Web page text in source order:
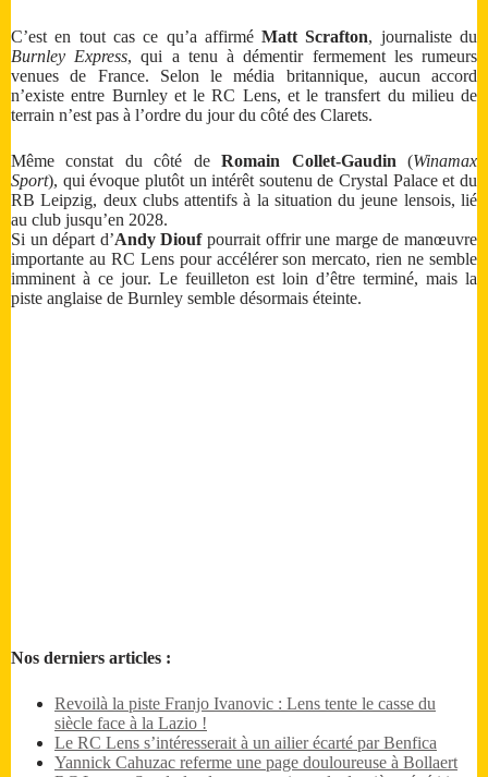
C’est en tout cas ce qu’a affirméMatt Scrafton, journaliste du
Burnley Express, qui a tenu à démentir fermement les rumeurs
venues de France. Selon le média britannique, aucun accord
n’existe entre Burnley et le RC Lens, et le transfert du milieu de
terrain n’est pas à l’ordre du jour du côté des Clarets.
Même constat du côté deRomain Collet-Gaudin (Winamax
Sport), qui évoque plutôt un intérêt soutenu de Crystal Palace et du
RB Leipzig, deux clubs attentifs à la situation du jeune lensois, lié
au club jusqu’en 2028.
Si un départ d’Andy Dioufpourrait offrir une marge de manœuvre
importante au RC Lens pour accélérer son mercato, rien ne semble
imminent à ce jour. Le feuilleton est loin d’être terminé, mais la
piste anglaise de Burnley semble désormais éteinte.
Nos derniers articles :
Revoilà la piste Franjo Ivanovic : Lens tente le casse du
siècle face à la Lazio !
Le RC Lens s’intéresserait à un ailier écarté par Benfica
Yannick Cahuzac referme une page douloureuse à Bollaert